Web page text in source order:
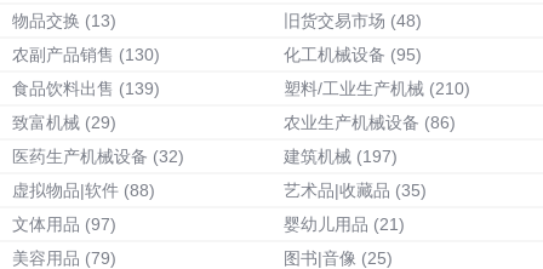
物品交换 (13) 旧货交易市场 (48)
农副产品销售 (130) 化工机械设备 (95)
食品饮料出售 (139) 塑料/工业生产机械 (210)
致富机械 (29) 农业生产机械设备 (86)
医药生产机械设备 (32) 建筑机械 (197)
虚拟物品|软件 (88) 艺术品|收藏品 (35)
文体用品 (97) 婴幼儿用品 (21)
美容用品 (79) 图书|音像 (25)